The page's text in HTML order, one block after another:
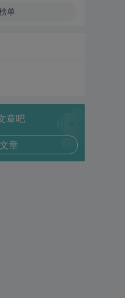
单
章吧
章